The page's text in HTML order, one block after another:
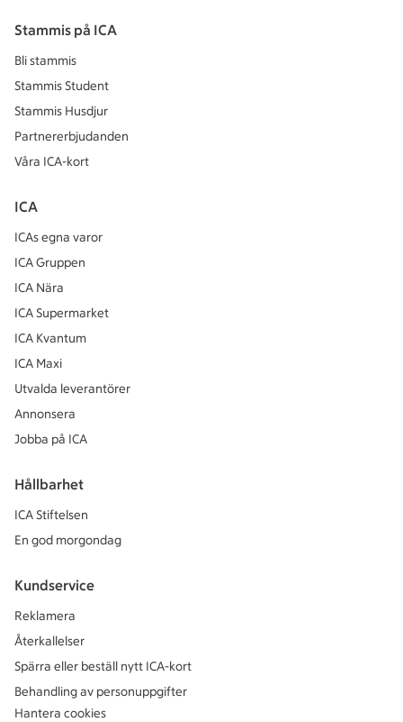
Stammis på ICA
Bli stammis
Stammis Student
Stammis Husdjur
Partnererbjudanden
Våra ICA-kort
ICA
ICAs egna varor
ICA Gruppen
ICA Nära
ICA Supermarket
ICA Kvantum
ICA Maxi
Utvalda leverantörer
Annonsera
Jobba på ICA
Hållbarhet
ICA Stiftelsen
En god morgondag
Kundservice
Reklamera
Återkallelser
Spärra eller beställ nytt ICA-kort
Behandling av personuppgifter
Hantera cookies